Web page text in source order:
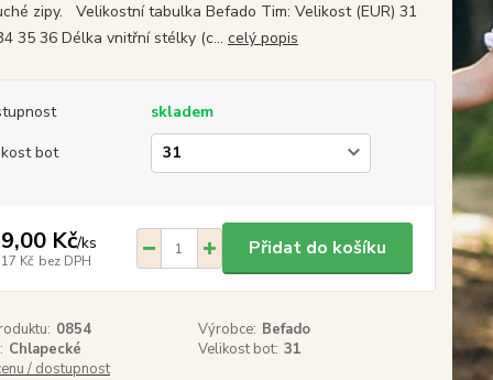
zipy. Velikostní tabulka Befado Tim: Velikost (EUR) 31
35 36 Délka vnitřní stélky (c... celý popis
skladem
bot
Kč/ks
Kč bez DPH
Přidat do košíku
0854 Výrobce: Befado
Chlapecké Velikost bot: 31
/ dostupnost